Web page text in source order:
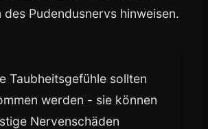
des Pudendusnervs hinweisen.
Taubheitsgefühle sollten
werden - sie können
Nervenschäden